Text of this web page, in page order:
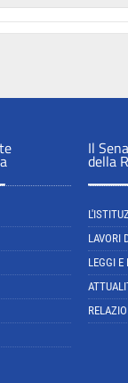
Il
della
LAVORI
LEGGI E